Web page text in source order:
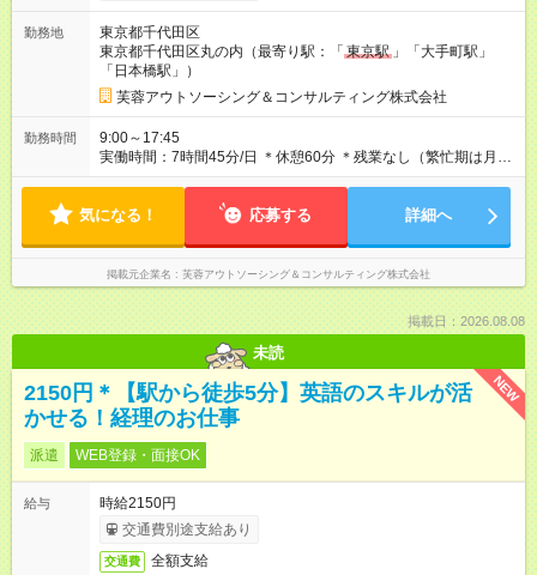
です。
勤務地
東京都千代田区
東京都千代田区丸の内（最寄り駅：「 東京駅 」「大手町駅」
「日本橋駅」）
芙蓉アウトソーシング＆コンサルティング株式会社
勤務時間
9:00～17:45
実働時間：7時間45分/日 ＊休憩60分 ＊残業なし（繁忙期は月3
時間ほど）
気になる！ 応募する 詳細へ
掲載元企業名 芙蓉アウトソーシング＆コンサルティング株式会社
掲載日：2026.08.08
未読
NEW
2150円＊【駅から徒歩5分】英語のスキルが活
かせる！経理のお仕事
派遣 WEB登録・面接OK
給与
時給2150円
交通費別途支給あり
交通費 全額支給